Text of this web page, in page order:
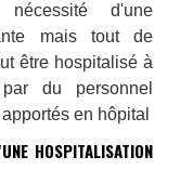
d'une
mais tout de
être hospitalisé à
du personnel
en hôpital
HOSPITALISATION